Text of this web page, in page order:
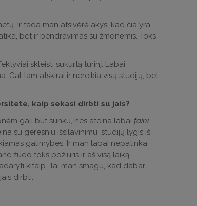
Ir tada man atsivėrė akys, kad čia yra
bet ir bendravimas su žmonėmis. Toks
skleisti sukurtą turinį. Labai
Gal tam atskirai ir nereikia visų studijų, bet
kaip sekasi dirbti su jais?
gali būt sunku, nes ateina labai faini
su geresniu išsilavinimu, studijų lygis iš
galimybes. Ir man labai nepatinka,
žudo toks požiūris ir aš visą laiką
kitaip. Tai man smagu, kad dabar
dirbti.